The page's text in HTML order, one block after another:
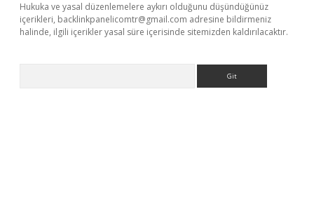
Hukuka ve yasal düzenlemelere aykırı olduğunu düşündüğünüz
içerikleri, backlinkpanelicomtr@gmail.com adresine bildirmeniz
halinde, ilgili içerikler yasal süre içerisinde sitemizden kaldırılacaktır.